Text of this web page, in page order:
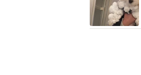
また、『雪が